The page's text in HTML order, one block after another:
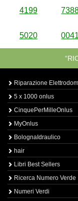
4199
5020 0041
Riparazione
5 x 1000 onlus
CinquePerMilleOnlus
MyOnlus
BolognaIdraulico
hair
Libri Best Sellers
Ricerca Numero Verde
Numeri Verdi